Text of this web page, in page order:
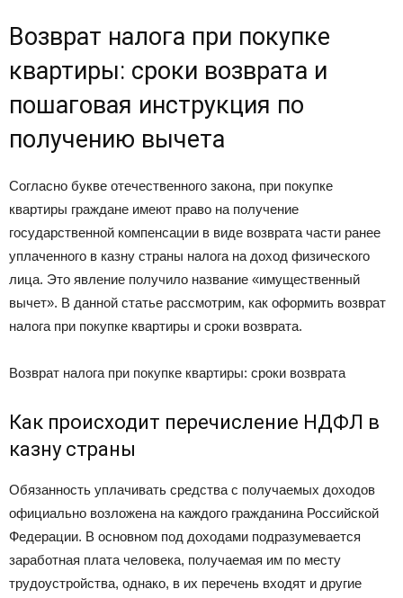
Возврат налога при покупке
квартиры: сроки возврата и
пошаговая инструкция по
получению вычета
Согласно букве отечественного закона, при покупке
квартиры граждане имеют право на получение
государственной компенсации в виде возврата части ранее
уплаченного в казну страны налога на доход физического
лица. Это явление получило название «имущественный
вычет». В данной статье рассмотрим, как оформить возврат
налога при покупке квартиры и сроки возврата.
Возврат налога при покупке квартиры: сроки возврата
Как происходит перечисление НДФЛ в
казну страны
Обязанность уплачивать средства с получаемых доходов
официально возложена на каждого гражданина Российской
Федерации. В основном под доходами подразумевается
заработная плата человека, получаемая им по месту
трудоустройства, однако, в их перечень входят и другие